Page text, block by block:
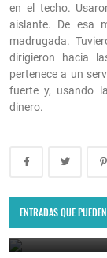
en el techo.
aislante. De esa
madrugada.
dirigieron hacia
pertenece a un
fuerte y, usando
dinero.
ENTRADAS QUE